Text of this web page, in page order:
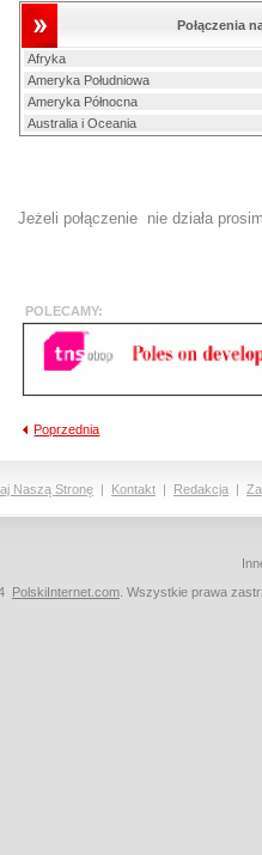
Połączenia
Afryka
Ameryka Południowa
Ameryka Północna
Australia i Oceania
Jeżeli połączenie nie działa
Poprzednia
Naszą Stronę | Kontakt | Redakcja |
PolskiInternet.com . Wszystkie prawa